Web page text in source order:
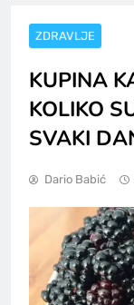
ZDRAVLJE
KUPINA
KOLIKO
SVAKI
Dario Babić